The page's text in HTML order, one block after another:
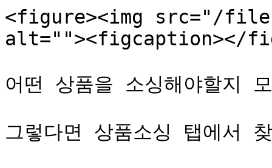
<figure><img src="/files/
alt=""><figcaption></
어떤 상품을 소싱해야할지
그렇다면 상품소싱 탭에서